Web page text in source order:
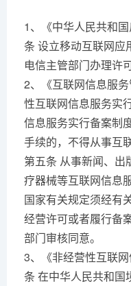
1、《中华人民共和
条 设立移动互联网应
电信主管部门办理许
2、《互联网信息服
性互联网信息服务实
信息服务实行备案制
手续的，不得从事互
第五条 从事新闻、出
疗器械等互联网信息
国家有关规定须经有
经营许可或者履行备
部门审核同意。
3、《非经营性互联
条 在中华人民共和国